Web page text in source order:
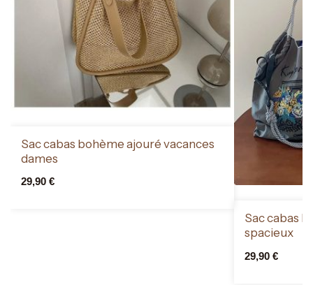
Sac cabas bohème ajouré vacances
dames
29,90 €
Sac cabas
spacieux
29,90 €